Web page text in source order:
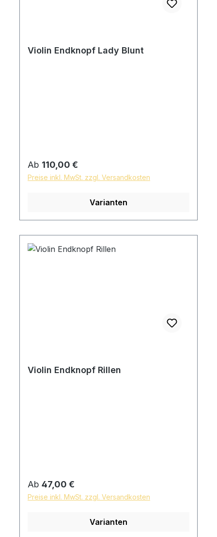
Violin Endknopf Lady Blunt
Regulärer Preis:
Ab 110,00 €
Preise inkl. MwSt. zzgl. Versandkosten
Varianten
Violin Endknopf Rillen
Regulärer Preis:
Ab 47,00 €
Preise inkl. MwSt. zzgl. Versandkosten
Varianten